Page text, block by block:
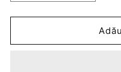
cantitatea
pentru
midi
cantitatea
pentru
Rochie
midi